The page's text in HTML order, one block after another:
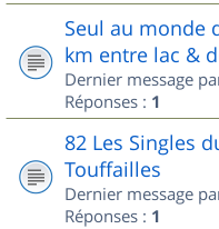
Seul au monde
km entre lac &
Dernier message
Réponses : 1
82 Les Singles
Touffailles
Dernier message
Réponses : 1